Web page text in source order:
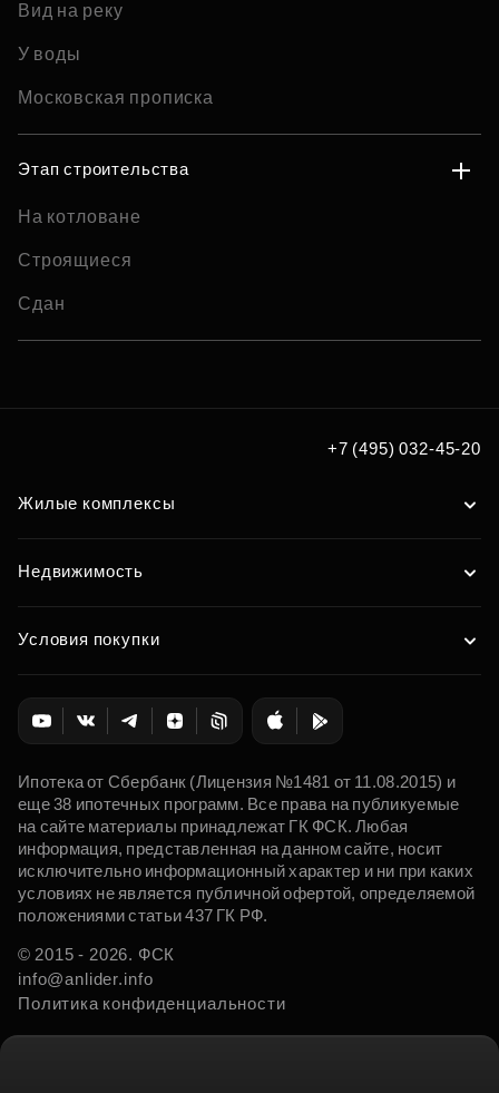
Вид на реку
У воды
Московская прописка
Этап строительства
На котловане
Строящиеся
Сдан
+7 (495) 032-45-20
Жилые комплексы
Недвижимость
Условия покупки
Ипотека от Сбербанк (Лицензия №1481 от 11.08.2015) и
еще 38 ипотечных программ. Все права на публикуемые
на сайте материалы принадлежат ГК ФСК. Любая
информация, представленная на данном сайте, носит
исключительно информационный характер и ни при каких
условиях не является публичной офертой, определяемой
положениями статьи 437 ГК РФ.
© 2015 - 2026. ФСК
info@anlider.info
Политика конфиденциальности